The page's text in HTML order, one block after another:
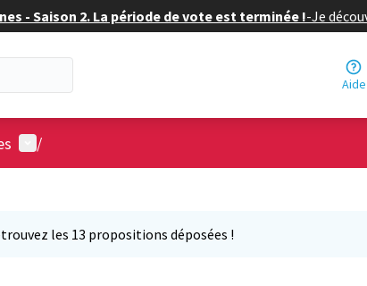
- Saison 2. La période de vote est terminée !-Je
Aide
Menu utilisateur
/
les 13 propositions déposées !